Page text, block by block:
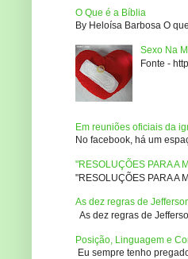
O Que é a Bíblia
By Heloísa Barbosa O
Sexo Na
Fonte -
Em reuniões oficiais da
No facebook, há um
"RESOLUÇÕES PARA A
"RESOLUÇÕES PARA A
As dez regras de
As dez regras de
Posição, Linguagem e
Eu sempre tenho